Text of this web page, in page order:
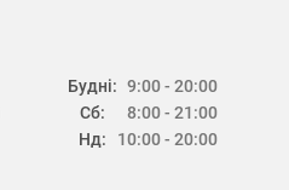
Будні:
Сб:
Нд:
9:00 - 20:00
8:00 - 21:00
10:00 - 20:00